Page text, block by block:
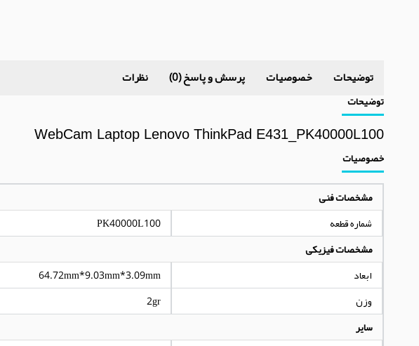
توضیحات خصوصیات پرسش و پاسخ (0) نظرات
توضیحات
WebCam Laptop Lenovo ThinkPad E431_PK40000L100
خصوصیات
مشخصات فنی
شماره قطعه
PK40000L100
مشخصات فیزیکی
ابعاد
64.72mm*9.03mm*3.09mm
وزن
2gr
سایر